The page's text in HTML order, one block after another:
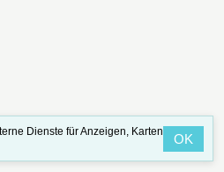
Dienste für Anzeigen, Karten
OK